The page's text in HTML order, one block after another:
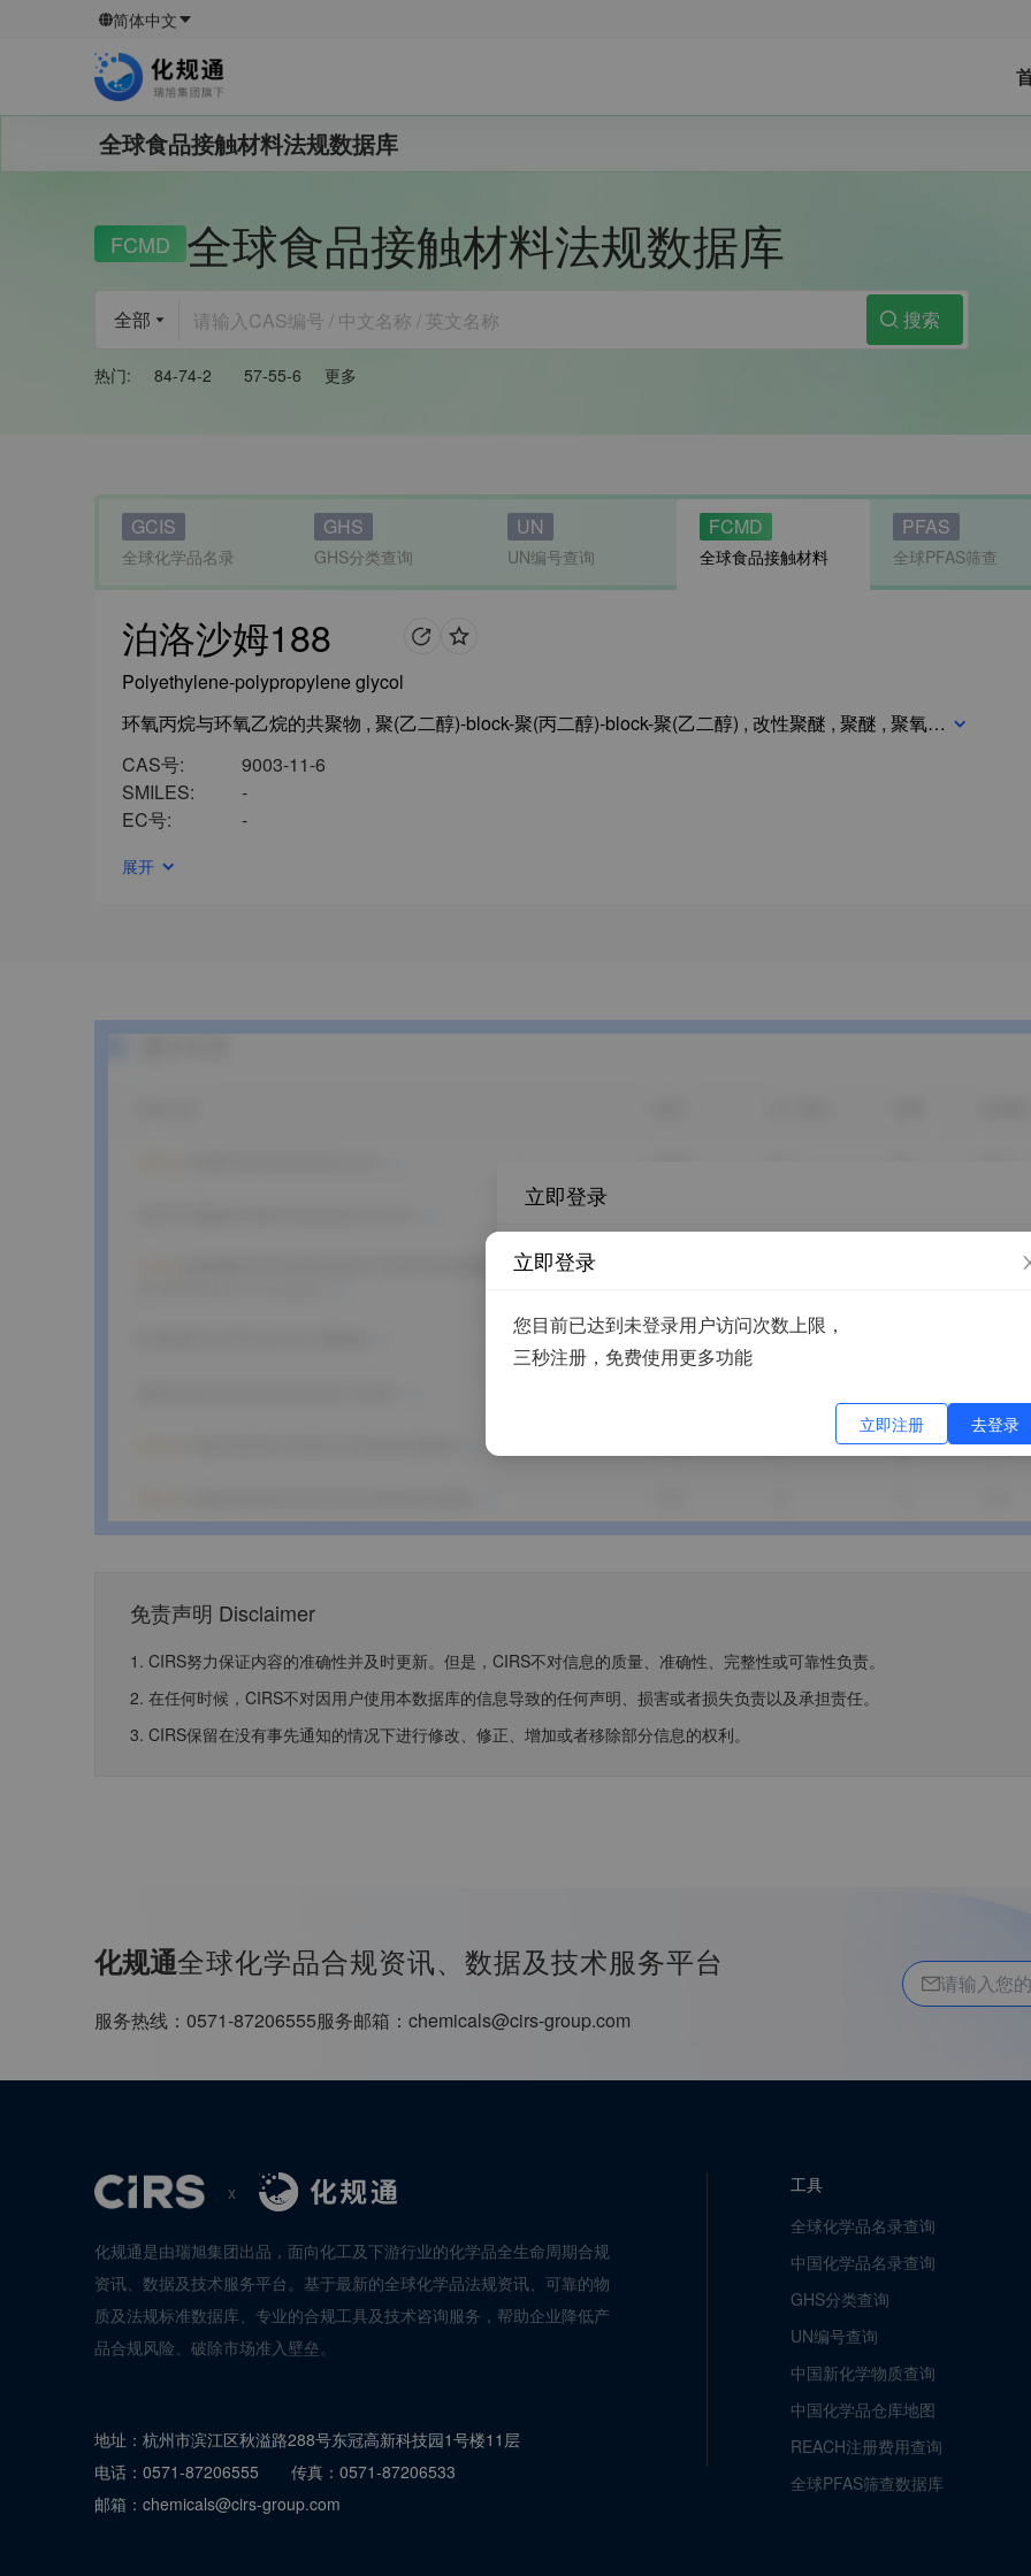
简体中文
全球食品接触材料法规数据库
FCMD 全球食品接触材料法规数据库
全部 搜索
热门: 84-74-2 57-55-6 更多
GCIS
全球化学品名录
GHS
GHS分类查询
UN
UN编号查询
FCMD
全球食品接触材料
PFAS
全球PFAS筛查
泊洛沙姆188
Polyethylene-polypropylene glycol
环氧丙烷与环氧乙烷的共聚物 , 聚(乙二醇)-block-聚(丙二醇)-block-聚(乙二醇) , 改性聚醚 , 聚醚 , 聚氧丙烯聚氧乙烯嵌段落共聚物 , 泊洛沙姆188, 3-Acetoxy-2,2-bis(acetoxymethyl)propyl acetate, Poloxamer 407, MFCD00082049, Pentaerythrityl Tetraacetate, PAG, Poloxamer, 2,2-Bis[(acetyloxy)methyl]-1,3-propanediol Diacetate, 1,3-Propanediol, 2,2-bis[(acetyloxy)methyl]-, diacetate, Poly(ethylene glycol)-block-poly(propylene glycol)-block-poly(ethylene glycol), Tetra-O-acetylpentaerythritol, pentaerythritol tetraacetate
CAS号:
9003-11-6
SMILES:
-
EC号:
-
展开
立即登录
您目前已达到未登录用户访问次数上限，
免责声明 Disclaimer
1. CIRS努力保证内容的准确性并及时更新。但是，CIRS不对信息的质量、准确性、完整性或可靠性负责。
2. 在任何时候，CIRS不对因用户使用本数据库的信息导致的任何声明、损害或者损失负责以及承担责任。
3. CIRS保留在没有事先通知的情况下进行修改、修正、增加或者移除部分信息的权利。
化规通全球化学品合规资讯、数据及技术服务平台
服务热线： 0571-87206555服务邮箱： chemicals@cirs-group.com
x
化规通是由瑞旭集团出品，面向化工及下游行业的化学品全生命周期合规
资讯、数据及技术服务平台。基于最新的全球化学品法规资讯、可靠的物
质及法规标准数据库、专业的合规工具及技术咨询服务，帮助企业降低产
品合规风险、破除市场准入壁垒。
地址： 杭州市滨江区秋溢路288号东冠高新科技园1号楼11层
电话： 0571-87206555 传真： 0571-87206533
邮箱： chemicals@cirs-group.com
工具
全球化学品名录查询
中国化学品名录查询
GHS分类查询
UN编号查询
中国新化学物质查询
中国化学品仓库地图
REACH注册费用查询
全球PFAS筛查数据库
立即登录
您目前已达到未登录用户访问次数上限，
三秒注册，免费使用更多功能
立即注册 去登录